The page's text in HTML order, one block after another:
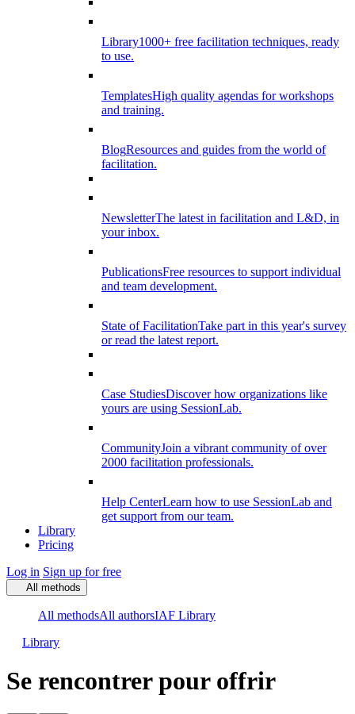
Library1000+ free facilitation techniques, ready
to use.
TemplatesHigh quality agendas for workshops
and training.
BlogResources and guides from the world of
facilitation.
NewsletterThe latest in facilitation and L&D, in
your inbox.
PublicationsFree resources to support individual
and team development.
State of FacilitationTake part in this year's survey
or read the latest report.
Case StudiesDiscover how organizations like
yours are using SessionLab.
CommunityJoin a vibrant community of over
2000 facilitation professionals.
Help CenterLearn how to use SessionLab and
get support from our team.
Library
Pricing
Log in Sign up for free
All methods
All methodsAll authorsIAF Library
Library
Se rencontrer pour offrir